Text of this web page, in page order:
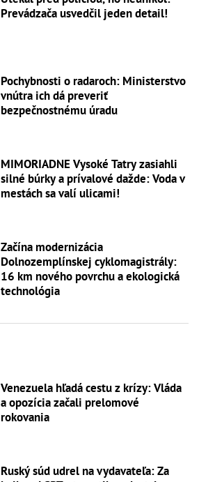
Prevádzača usvedčil jeden detail!
Pochybnosti o radaroch: Ministerstvo
vnútra ich dá preveriť
bezpečnostnému úradu
MIMORIADNE Vysoké Tatry zasiahli
silné búrky a prívalové dažde: Voda v
mestách sa valí ulicami!
Začína modernizácia
Dolnozemplínskej cyklomagistrály:
16 km nového povrchu a ekologická
technológia
Venezuela hľadá cestu z krízy: Vláda
a opozícia začali prelomové
rokovania
Ruský súd udrel na vydavateľa: Za